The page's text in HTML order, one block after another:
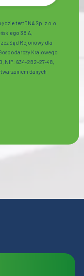
testDNA Sp. z o.o.
38 A,
Sąd Rejonowy dla
Krajowego
NIP: 634-282-27-48,
danych